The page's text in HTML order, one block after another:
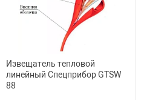
оборудование
управления
Извещатель тепловой
линейный Спецприбор GTSW
88